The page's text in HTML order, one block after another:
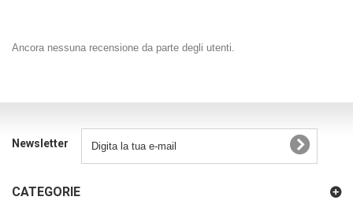
Ancora nessuna recensione da parte degli utenti.
Newsletter
CATEGORIE